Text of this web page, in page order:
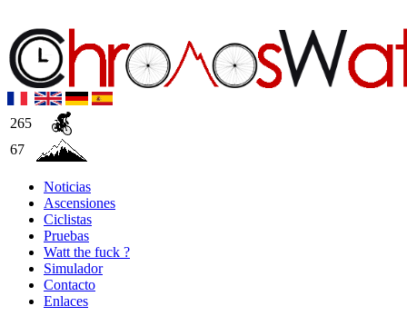
265
67
Noticias
Ascensiones
Ciclistas
Pruebas
Watt the fuck ?
Simulador
Contacto
Enlaces